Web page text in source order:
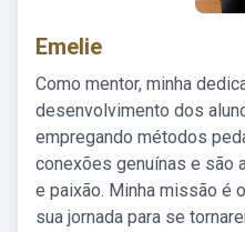
Emelie
Como mentor, minha
desenvolvimento dos
empregando métodos
conexões genuínas e são
e paixão. Minha missão é
sua jornada para se